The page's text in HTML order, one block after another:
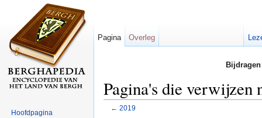
Pagina's die verwijzen
← 2019
Pagina Overleg
Hoofdpagina